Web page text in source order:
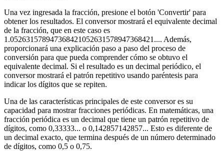
Una vez ingresada la fracción, presione el botón 'Convertir' para
obtener los resultados. El conversor mostrará el equivalente decimal
de la fracción, que en este caso es
1.052631578947368421052631578947368421.... Además,
proporcionará una explicación paso a paso del proceso de
conversión para que pueda comprender cómo se obtuvo el
equivalente decimal. Si el resultado es un decimal periódico, el
conversor mostrará el patrón repetitivo usando paréntesis para
indicar los dígitos que se repiten.
Una de las características principales de este conversor es su
capacidad para mostrar fracciones periódicas. En matemáticas, una
fracción periódica es un decimal que tiene un patrón repetitivo de
dígitos, como 0,33333... o 0,142857142857... Esto es diferente de
un decimal exacto, que termina después de un número determinado
de dígitos, como 0,5 o 0,75.